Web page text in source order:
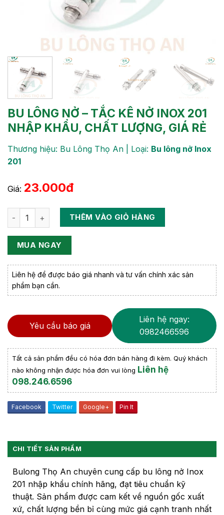
BU LÔNG NỞ – TẮC KÊ NỞ INOX 201
NHẬP KHẨU, CHẤT LƯỢNG, GIÁ RẺ
Thương hiệu: Bu Lông Thọ An | Loại: Bu lông nở Inox
201
Giá: 23.000đ
Số lượng THÊM VÀO GIỎ HÀNG
MUA NGAY
Liên hệ để được báo giá nhanh và tư vấn chính xác sản
phẩm bạn cần.
Yêu cầu báo giá
Liên hệ ngay:
0982466596
Tất cả sản phẩm đều có hóa đơn bán hàng đi kèm. Quý khách
nào không nhận được hóa đơn vui lòng Liên hệ
098.246.6596
Facebook Twitter Google+ Pin It
CHI TIẾT SẢN PHẨM
Bulong Thọ An chuyên cung cấp bu lông nở Inox
201 nhập khẩu chính hãng, đạt tiêu chuẩn kỹ
thuật. Sản phẩm được cam kết về nguồn gốc xuất
xứ, chất lượng bền bỉ cùng mức giá cạnh tranh nhất